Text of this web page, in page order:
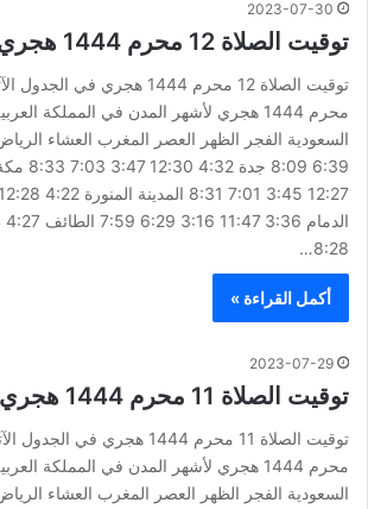
2023-07-30
توقيت الصلاة 12 محرم 1444 هجري
محرم 1444 هجري لأشهر المدن في المملكة
8:28…
أكمل القراءة »
2023-07-29
توقيت الصلاة 11 محرم 1444 هجري
محرم 1444 هجري لأشهر المدن في المملكة